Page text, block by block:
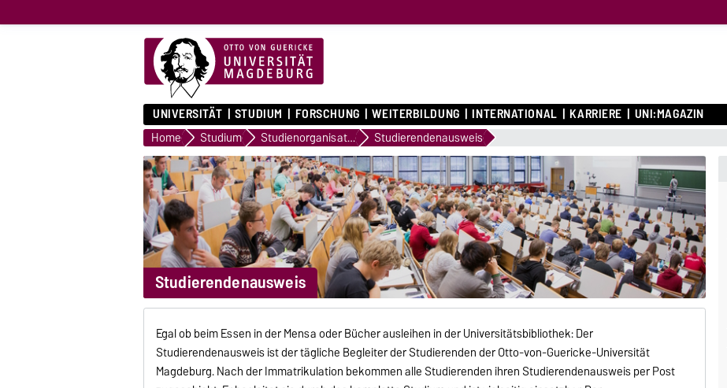
UNIVERSITÄT STUDIUM FORSCHUNG WEITERBILDUNG INTERNATIONAL KARRIERE UNI:MAGAZIN
Home Studium Studienorganisation Studierendenausweis
Studierendenausweis
Egal ob beim Essen in der Mensa oder Bücher ausleihen in der Universitätsbibliothek: Der
Studierendenausweis ist der tägliche Begleiter der Studierenden der Otto-von-Guericke-Universität
Magdeburg. Nach der Immatrikulation bekommen alle Studierenden ihren Studierendenausweis per Post